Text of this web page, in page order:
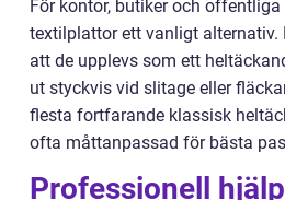
För kontor, butiker och
textilplattor ett vanligt alternativ.
att de upplevs som ett
ut styckvis vid slitage eller
flesta fortfarande klassisk
ofta måttanpassad för bästa
Professionell